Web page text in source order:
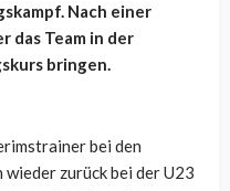
Nach einer
das Team in der
bringen.
bei den
zurück bei der U23